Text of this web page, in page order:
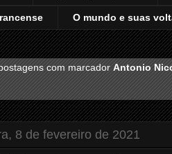
O mundo e suas
com marcadorAntonio
8 de fevereiro de 2021